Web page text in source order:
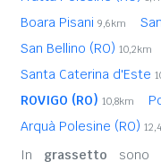
Boara Pisani 9,6km
San Bellino (RO) 10,2km
Santa Caterina d'Este
ROVIGO (RO) 10,8km
Arquà Polesine (RO)
In grassetto sono